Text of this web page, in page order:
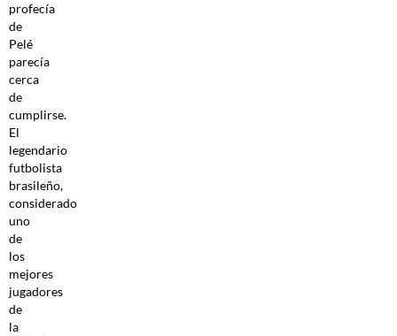
profecía
de
Pelé
parecía
cerca
de
cumplirse.
El
legendario
futbolista
brasileño,
considerado
uno
de
los
mejores
jugadores
de
la